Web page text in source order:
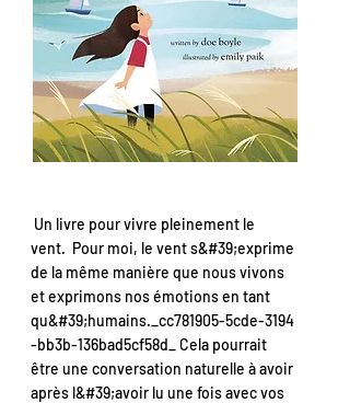
Un livre pour vivre pleinement le
vent. Pour moi, le vent s&#39;exprime
de la même manière que nous vivons
et exprimons nos émotions en tant
qu&#39;humains._cc781905-5cde-3194
-bb3b-136bad5cf58d_ Cela pourrait
être une conversation naturelle à avoir
après l&#39;avoir lu une fois avec vos